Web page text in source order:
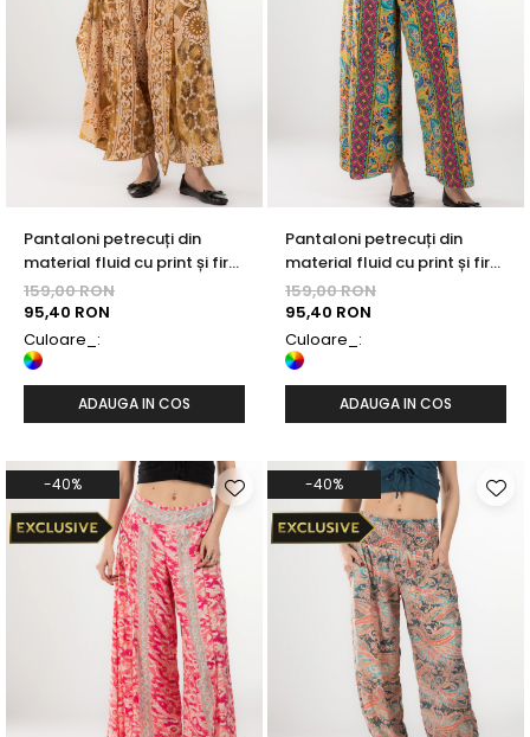
Pantaloni petrecuți din
material fluid cu print și fir
auriu - Model 37
159,00 RON
95,40 RON
Culoare_:
ADAUGA IN COS
Pantaloni petrecuți din
material fluid cu print și fir
auriu - Model 35
159,00 RON
95,40 RON
Culoare_:
ADAUGA IN COS
-40% -40%